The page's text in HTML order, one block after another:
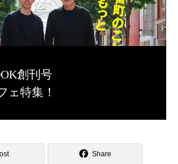
創刊号
ェ特集！
Share